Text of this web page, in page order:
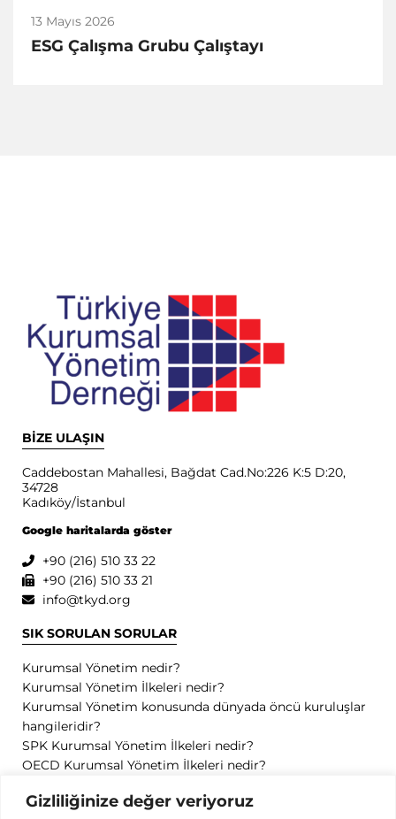
Gizliliğinize değer veriyoruz
13 Mayıs 2026
ESG Çalışma Grubu Çalıştayı
BİZE ULAŞIN
Caddebostan Mahallesi, Bağdat Cad.No:226 K:5 D:20,
34728
Kadıköy/İstanbul
Google haritalarda göster
+90 (216) 510 33 22
+90 (216) 510 33 21
info@tkyd.org
SIK SORULAN SORULAR
Kurumsal Yönetim nedir?
Kurumsal Yönetim İlkeleri nedir?
Kurumsal Yönetim konusunda dünyada öncü kuruluşlar
hangileridir?
SPK Kurumsal Yönetim İlkeleri nedir?
OECD Kurumsal Yönetim İlkeleri nedir?
GİZLİLİK